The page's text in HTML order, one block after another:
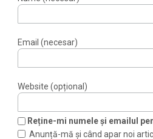
Email (necesar)
Website (opțional)
Reține-mi numele și emailul
Anunță-mă și când apar noi